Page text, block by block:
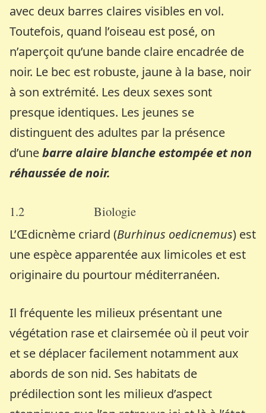
avec deux barres claires visibles en vol.
Toutefois, quand l’oiseau est posé, on
n’aperçoit qu’une bande claire encadrée de
noir. Le bec est robuste, jaune à la base, noir
à son extrémité. Les deux sexes sont
presque identiques. Les jeunes se
distinguent des adultes par la présence
d’unebarre alaire blanche estompée et non
réhaussée de noir.
1.2 Biologie
L’Œdicnème criard (Burhinus oedicnemus) est
une espèce apparentée aux limicoles et est
originaire du pourtour méditerranéen.
Il fréquente les milieux présentant une
végétation rase et clairsemée où il peut voir
et se déplacer facilement notamment aux
abords de son nid. Ses habitats de
prédilection sont les milieux d’aspect